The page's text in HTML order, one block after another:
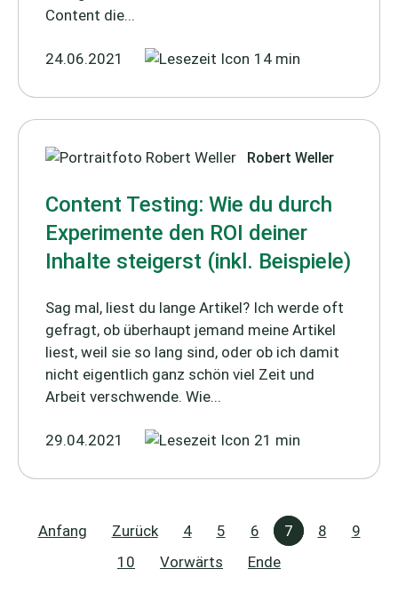
Content die...
24.06.2021 14 min
Robert Weller
Content Testing: Wie du durch
Experimente den ROI deiner
Inhalte steigerst (inkl. Beispiele)
Sag mal, liest du lange Artikel? Ich werde oft
gefragt, ob überhaupt jemand meine Artikel
liest, weil sie so lang sind, oder ob ich damit
nicht eigentlich ganz schön viel Zeit und
Arbeit verschwende. Wie...
29.04.2021 21 min
Anfang Zurück 4 5 6 7 8
9
10
Vorwärts Ende